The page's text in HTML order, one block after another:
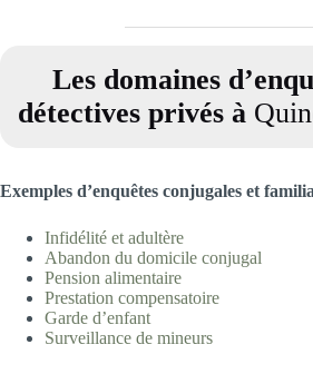
Les domaines
détectives privés à
Exemples d’enquêtes conjugales et
Infidélité et adultère
Abandon du domicile conjugal
Pension alimentaire
Prestation compensatoire
Garde d’enfant
Surveillance de mineurs